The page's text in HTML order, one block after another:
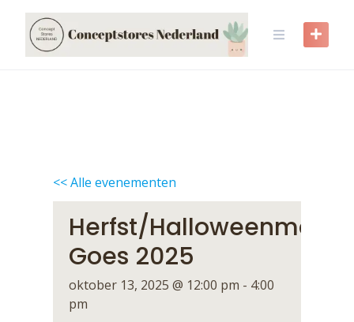
content
<< Alle evenementen
Herfst/Halloweenmarkt
Goes 2025
oktober 13, 2025 @ 12:00 pm - 4:00
pm